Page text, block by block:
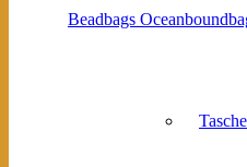
Beadbags